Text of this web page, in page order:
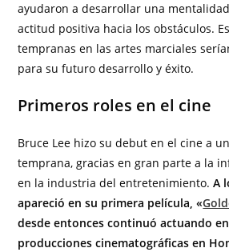
ayudaron a desarrollar una
actitud positiva hacia los obstáculos.
tempranas en las artes marciales
para su futuro desarrollo y éxito.
Primeros roles en el cine
Bruce Lee hizo su debut en el cine a
temprana, gracias en gran parte a la
en la industria del entretenimiento.A
apareció en su primera película, «
desde entonces continuó actuando
producciones cinematográficas en